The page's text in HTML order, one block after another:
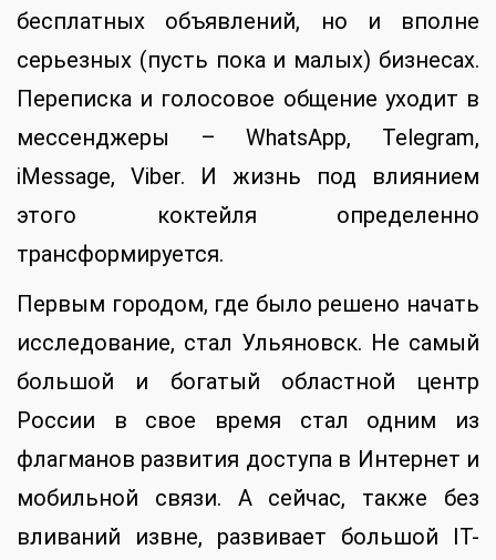
бесплатных объявлений, но и вполне
серьезных (пусть пока и малых) бизнесах.
Переписка и голосовое общение уходит в
мессенджеры – WhatsApp, Telegram,
iMessage, Viber. И жизнь под влиянием
этого коктейля определенно
трансформируется.
Первым городом, где было решено начать
исследование, стал Ульяновск. Не самый
большой и богатый областной центр
России в свое время стал одним из
флагманов развития доступа в Интернет и
мобильной связи. А сейчас, также без
вливаний извне, развивает большой IT-